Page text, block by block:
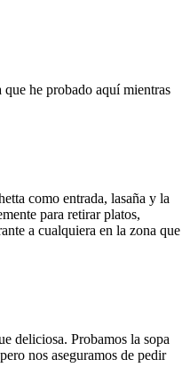
he probado aquí mientras
como entrada, lasaña y la
para retirar platos,
a cualquiera en la zona que
deliciosa. Probamos la sopa
nos aseguramos de pedir